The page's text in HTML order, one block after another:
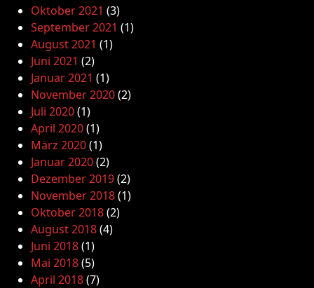
Oktober 2021 (3)
September 2021 (1)
August 2021 (1)
Juni 2021 (2)
Januar 2021 (1)
November 2020(2)
Juli 2020(1)
April 2020(1)
März 2020(1)
Januar 2020(2)
Dezember 2019(2)
November 2018(1)
Oktober 2018(2)
August 2018(4)
Juni 2018(1)
Mai 2018(5)
April 2018(7)